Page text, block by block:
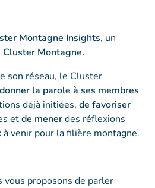
Montagne Insights, un
Cluster Montagne.
son réseau, le Cluster
la parole à ses membres
déjà initiées, de favoriser
etde menerdes réflexions
venir pour la filière montagne.
vous proposons de parler